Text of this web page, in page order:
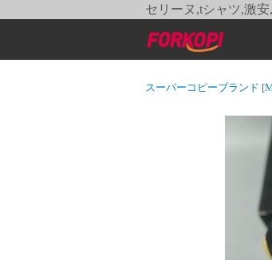
セリーヌ,tシャツ,激
スーパーコピーブランド